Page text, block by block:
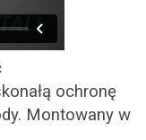
ochronę
Montowany w